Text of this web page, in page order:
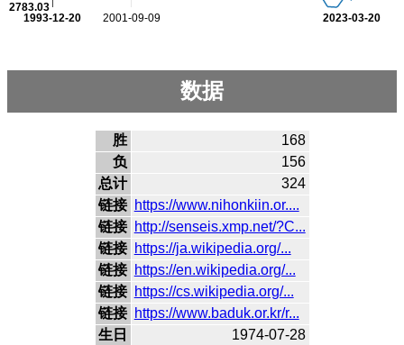
2001-09-09
1993-12-20 2023-03-20
2783.03
数据
胜
168
负
156
总计
324
链接 https://www.nihonkiin.or....
链接 http://senseis.xmp.net/?C...
链接 https://ja.wikipedia.org/...
链接 https://en.wikipedia.org/...
链接 https://cs.wikipedia.org/...
链接 https://www.baduk.or.kr/r...
生日
1974-07-28